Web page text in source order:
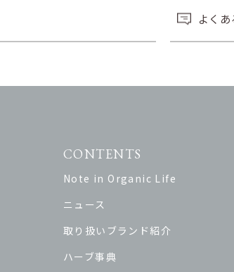
よく
CONTENTS
Note in Organic Life
ニュース
取り扱いブランド紹介
ハーブ事典